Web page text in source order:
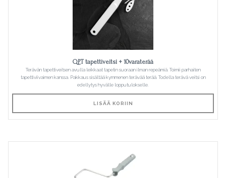
QPT tapettiveitsi + 10varaterää
Terävän tapettiveitsen avulla leikkaat tapetin suoraan ilman repeämiä. Toimii parhaiten
tapettiviivaimen kanssa. Pakkaus sisältää kymmenen terävää terää. Todella terävä veitsi on
edellytys hyvälle lopputulokselle.
LISÄÄ KORIIN